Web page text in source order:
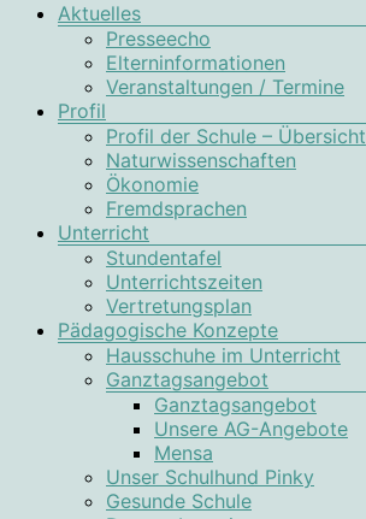
Aktuelles
Presseecho
Elterninformationen
Veranstaltungen / Termine
Profil
Profil der Schule – Übersicht
Naturwissenschaften
Ökonomie
Fremdsprachen
Unterricht
Stundentafel
Unterrichtszeiten
Vertretungsplan
Pädagogische Konzepte
Hausschuhe im Unterricht
Ganztagsangebot
Ganztagsangebot
Unsere AG-Angebote
Mensa
Unser Schulhund Pinky
Gesunde Schule